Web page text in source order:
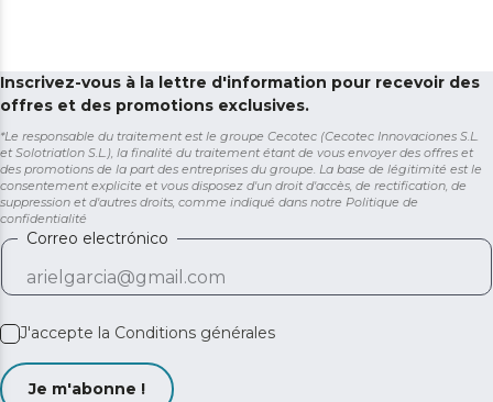
Inscrivez-vous à la lettre d'information pour recevoir des
offres et des promotions exclusives.
*Le responsable du traitement est le groupe Cecotec (Cecotec Innovaciones S.L.
et Solotriatlon S.L.), la finalité du traitement étant de vous envoyer des offres et
des promotions de la part des entreprises du groupe. La base de légitimité est le
consentement explicite et vous disposez d'un droit d'accès, de rectification, de
suppression et d'autres droits, comme indiqué dans notre Politique de
confidentialité
Correo electrónico
J'accepte la Conditions générales
Je m'abonne !